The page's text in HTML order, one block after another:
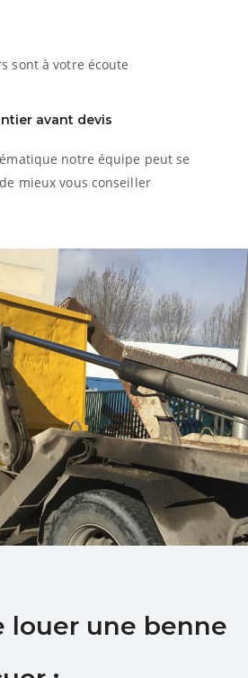
sont à votre écoute
avant devis
notre équipe peut se
mieux vous conseiller
louer une benne